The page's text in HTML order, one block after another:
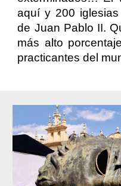
aquí y 200
de Juan Pablo II.
más alto
practicantes del